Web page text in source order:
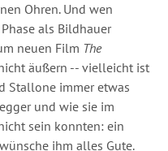
Ohren. Und wen
als Bildhauer
neuen Film The
äußern -- vielleicht ist
Stallone immer etwas
und wie sie im
sein konnten: ein
ihm alles Gute.